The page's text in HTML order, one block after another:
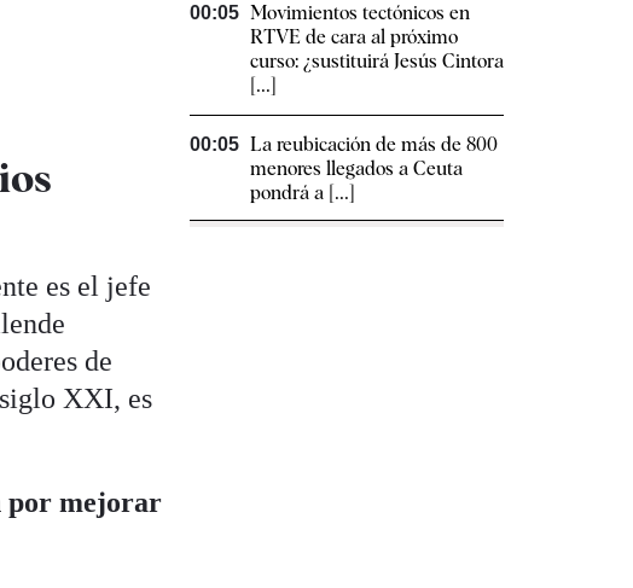
es el jefe
de
XXI, es
por mejorar
00:05 Movimientos tectónicos en
RTVE de cara al próximo
curso: ¿sustituirá Jesús Cintora
[...]
00:05 La reubicación de más de 800
menores llegados a Ceuta
pondrá a [...]